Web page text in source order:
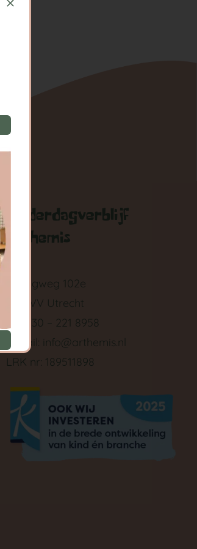
Kinderdagverblijf
Arthemis
Springweg 102e
3511 VV Utrecht
Tel: 030 – 221 8958
E-mail: info@arthemis.nl
LRK nr: 189511898